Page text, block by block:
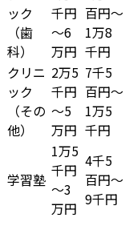
ック
（歯
科）
千円
～6
万円
百円～
1万8
千円
クリニ
ック
（その
他）
2万5
千円
～5
万円
7千5
百円～
1万5
千円
学習塾
1万5
千円
～3
万円
4千5
百円～
9千円